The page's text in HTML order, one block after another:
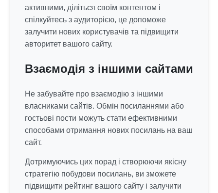
активними, діліться своїм контентом і
спілкуйтесь з аудиторією, це допоможе
залучити нових користувачів та підвищити
авторитет вашого сайту.
Взаємодія з іншими сайтами
Не забувайте про взаємодію з іншими
власниками сайтів. Обмін посиланнями або
гостьові пости можуть стати ефективними
способами отримання нових посилань на ваш
сайт.
Дотримуючись цих порад і створюючи якісну
стратегію побудови посилань, ви зможете
підвищити рейтинг вашого сайту і залучити